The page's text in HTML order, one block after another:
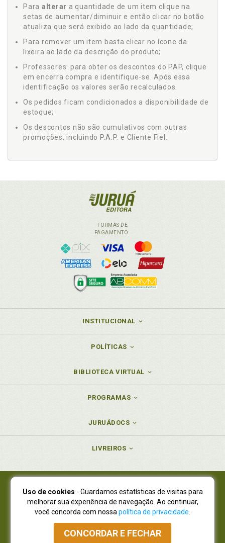
Para alterar a quantidade de um item clique na
setas de aumentar/diminuir e então clicar no botão
atualiza que será exibido ao lado da quantidade;
Para remover um item basta clicar no ícone da
lixeira ao lado da descrição do produto;
Professores: para obter os descontos do PAP, clique
em encerra compra e identifique-se. Após essa
identificação os valores serão recalculados.
Os pedidos ficam condicionados a disponibilidade de
estoque;
Os descontos não são cumulativos com outras
promoções, incluindo P.A.P. e Cliente Fiel.
FORMAS DE
PAGAMENTO
INSTITUCIONAL
POLÍTICAS
BIBLIOTECA VIRTUAL
PROGRAMAS
JURUÁDOCS
LIVREIROS
Juruá Editora Ltda., CNPJ 77.535.508/0001-19
Juruá Informática Ltda., CNPJ 01.701.561/0001-80
NOVO ENDEREÇO:R. Flávio Dallegrave, 7665, São Lourenço |
Curitiba - Paraná - CEP 82210-310
Atendimento: (41) 4009-3900|Vendas Atacado: (41) 4009-3939
Uso de cookies - Guardamos estatísticas de visitas para
melhorar sua experiência de navegação. Ao continuar,
você concorda com nossa política de privacidade
CONCORDAR E FECHAR